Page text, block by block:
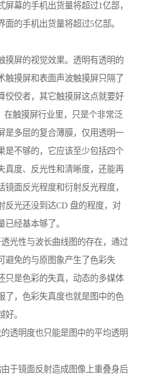
屏幕的手机出货量将超过1亿部，
面的手机出货量将超过5亿部。
摸屏的视觉效果。透明有透明的
触摸屏和表面声波触摸屏只隔了
佼佼者，其它触摸屏这点就要好
在触摸屏行业里，只是个非常泛
是多层的复合薄膜，仅用透明一
是不够的，它应该至少包括四个
真度、反光性和清晰度，还能再
镜面反光程度和衍射反光程度，
反光还没到达CD 盘的程度，对
已经基本够了。
光性与波长曲线图的存在，通过
避免的与原图象产生了色彩失
只是色彩的失真，动态的多媒体
了，色彩失真度也就是图中的色
。
透明度也只能是图中的平均透明
于镜面反射造成图像上重叠身后